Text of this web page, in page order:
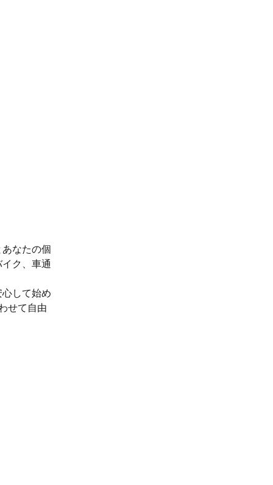
なたの個
ク、車通
して始め
せて自由